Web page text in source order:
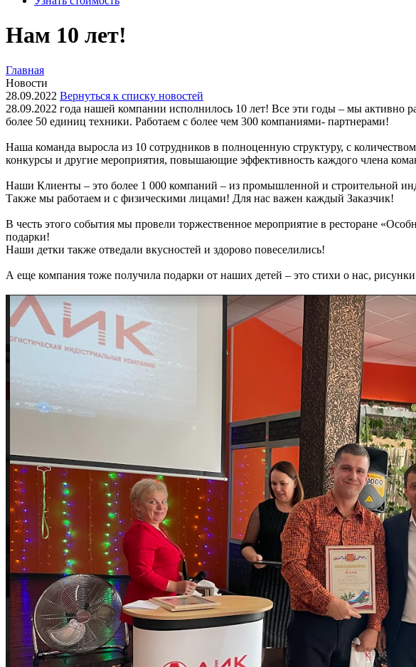
Нам 10 лет!
Главная
Новости
28.09.2022 Вернуться к списку новостей
28.09.2022 года нашей компании исполнилось 10 лет! Все эти годы – мы активно
более 50 единиц техники. Работаем с более чем 300 компаниями- партнерами!
Наша команда выросла из 10 сотрудников в полноценную структуру, с
конкурсы и другие мероприятия, повышающие эффективность каждого члена
Наши Клиенты – это более 1 000 компаний – из промышленной и строительной
Также мы работаем и с физическими лицами! Для нас важен каждый Заказчик!
В честь этого события мы провели торжественное мероприятие в ресторане
подарки!
Наши детки также отведали вкусностей и здорово повеселились!
А еще компания тоже получила подарки от наших детей – это стихи о нас,